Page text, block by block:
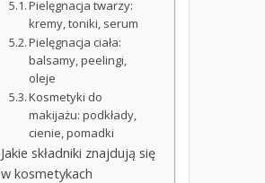
Pielęgnacja twarzy:
kremy, toniki, serum
Pielęgnacja ciała:
balsamy, peelingi,
oleje
Kosmetyki do
makijażu: podkłady,
cienie, pomadki
Jakie składniki znajdują się
w kosmetykach